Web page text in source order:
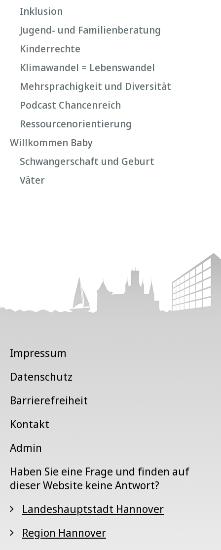
Inklusion
Jugend- und Familienberatung
Kinderrechte
Klimawandel = Lebenswandel
Mehrsprachigkeit und Diversität
Podcast Chancenreich
Ressourcenorientierung
Willkommen Baby
Schwangerschaft und Geburt
Väter
Impressum
Datenschutz
Barrierefreiheit
Kontakt
Admin
Haben Sie eine Frage und finden auf
dieser Website keine Antwort?
Landeshauptstadt Hannover
Region Hannover